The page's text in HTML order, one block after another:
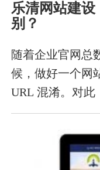
乐清网站建设
别？
随着企业官网总
候，做好一个网
URL 混淆。对
站建设的区别，